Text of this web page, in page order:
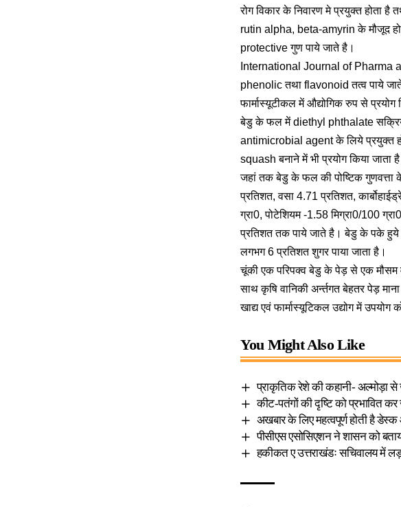
रोग विकार के निवारण मे प्रयुक्त होता
rutin alpha, beta-amyrin के मौजूद
protective गुण पाये जाते है।
International Journal of Pharma
phenolic तथा flavonoid तत्व पाये
फार्मास्यूटीकल में औद्योगिक रुप से प्रयोग
बेडु के फल में diethyl phthalate सक्रिय
antimicrobial agent के लिये प्रयुक्त
squash बनाने में भी प्रयोग किया जाता
जहां तक बेडु के फल की पोष्टिक गुणवत्ता
प्रतिशत, वसा 4.71 प्रतिशत,
ग्रा0, पोटेशियम -1.58 मिग्रा0/100
प्रतिशत तक पाये जाते है। बेडु के पके
लगभग 6 प्रतिशत शुगर पाया जाता है।
चूंकी एक परिपक्व बेडु के पेड़ से एक मौसम
साथ कृषि वानिकी अर्न्तगत बेहतर पेड़
खाद्य एवं फार्मास्यूटिकल उद्योग में
You Might Also Like
प्राकृतिक रेशे की कहानी- अल्मोड़ा से
कीट-पतंगों की दृष्टि को प्रभावित कर
अखबार के लिए महत्वपूर्ण होती है डेस्क
पीसीएस एसोसिएशन ने शासन को
हकीकत ए उत्तराखंडः सचिवालय में